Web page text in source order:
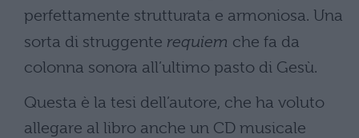
perfettamente strutturata e armoniosa. Una
sorta di struggente requiem che fa da
colonna sonora all’ultimo pasto di Gesù.
Questa è la tesi dell’autore, che ha voluto
allegare al libro anche un CD musicale